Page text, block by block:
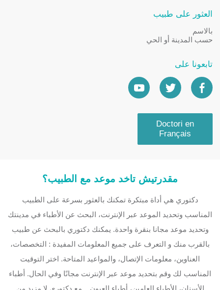
العثور على طبيب
بالاسم
حسب المدينة أو الحي
تابعونا على
Doctori en
Français
مقدرتيش تاخد موعد مع الطبيب؟
دكتوري هي أداة مبتكرة تمكنك بالعثور بسرعة على الطبيب
المناسب وتحديد الموعد عبر الإنترنت، البحث عن الأطباء في مدينتك
وتحديد موعد مجانا بنقرة واحدة. يمكنك دكتوري بالبحث عن طبيب
بالقرب منك و التعرف على جميع المعلومات المفيدة : التخصصات،
العناوين، معلومات الإتصال، والمواعيد المتاحة. اختر التوقيت
المناسب لك وقم بتحديد موعد عبر الإنترنت مجانًا وفي الحال. أطباء